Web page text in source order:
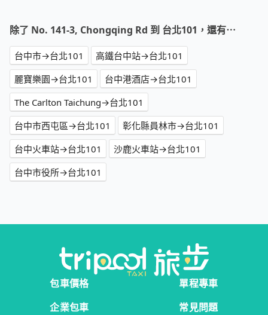
除了 No. 141-3, Chongqing Rd 到 台北101，還有⋯
台中市→台北101
高鐵台中站→台北101
麗寶樂園→台北101
台中港酒店→台北101
The Carlton Taichung→台北101
台中市西屯區→台北101
彰化縣員林市→台北101
台中火車站→台北101
沙鹿火車站→台北101
台中市役所→台北101
包車價格
單程專車
企業包車
常見問題